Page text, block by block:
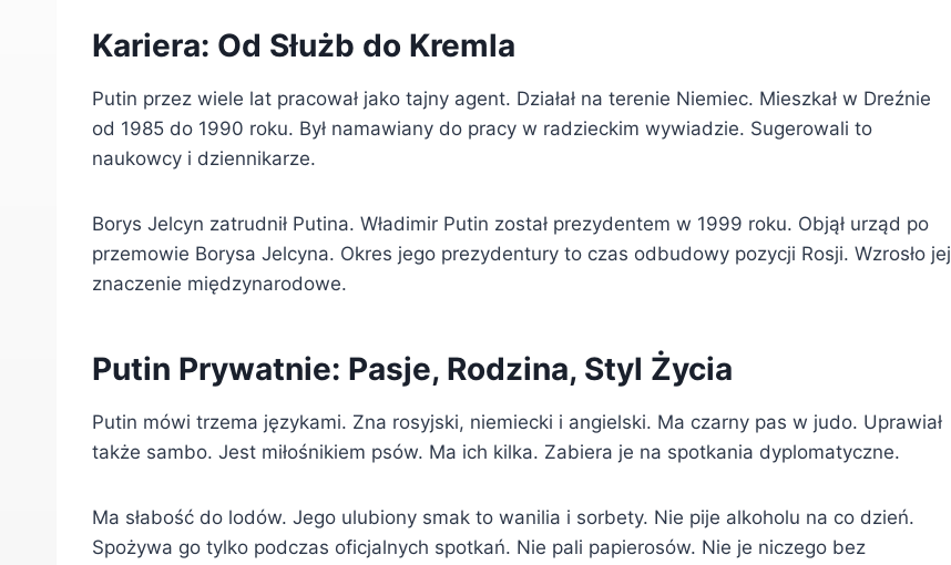
Kariera: Od Służb do Kremla
Putin przez wiele lat pracował jako tajny agent. Działał na terenie Niemiec. Mieszkał w Dreźnie
od 1985 do 1990 roku. Był namawiany do pracy w radzieckim wywiadzie. Sugerowali to
naukowcy i dziennikarze.
Borys Jelcyn zatrudnił Putina. Władimir Putin został prezydentem w 1999 roku. Objął urząd po
przemowie Borysa Jelcyna. Okres jego prezydentury to czas odbudowy pozycji Rosji. Wzrosło jej
znaczenie międzynarodowe.
Putin Prywatnie: Pasje, Rodzina, Styl Życia
Putin mówi trzema językami. Zna rosyjski, niemiecki i angielski. Ma czarny pas w judo. Uprawiał
także sambo. Jest miłośnikiem psów. Ma ich kilka. Zabiera je na spotkania dyplomatyczne.
Ma słabość do lodów. Jego ulubiony smak to wanilia i sorbety. Nie pije alkoholu na co dzień.
Spożywa go tylko podczas oficjalnych spotkań. Nie pali papierosów. Nie je niczego bez